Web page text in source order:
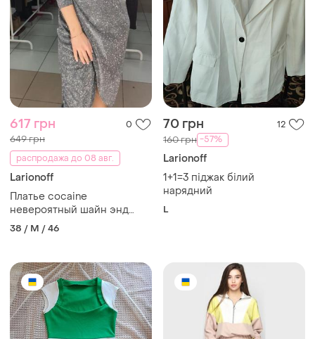
617 грн 0
649 грн
распродажа до 08 авг.
Larionoff
Платье cocaine
невероятный шайн энд
брайт✨
38 / M / 46
70 грн 12
160 грн -57%
Larionoff
1+1=3 піджак білий
нарядний
L